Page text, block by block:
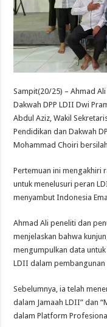
Sampit(20/25) – Ahmad
Dakwah DPP LDII Dwi
Abdul Aziz, Wakil
Pendidikan dan Dakwah
Mohammad Choiri
Pertemuan ini mengakhiri
untuk menelusuri peran
menyambut Indonesia
Ahmad Ali peneliti dan
menjelaskan bahwa
mengumpulkan data
LDII dalam
Sebelumnya, ia telah
dalam Jamaah LDII” dan
dalam Platform